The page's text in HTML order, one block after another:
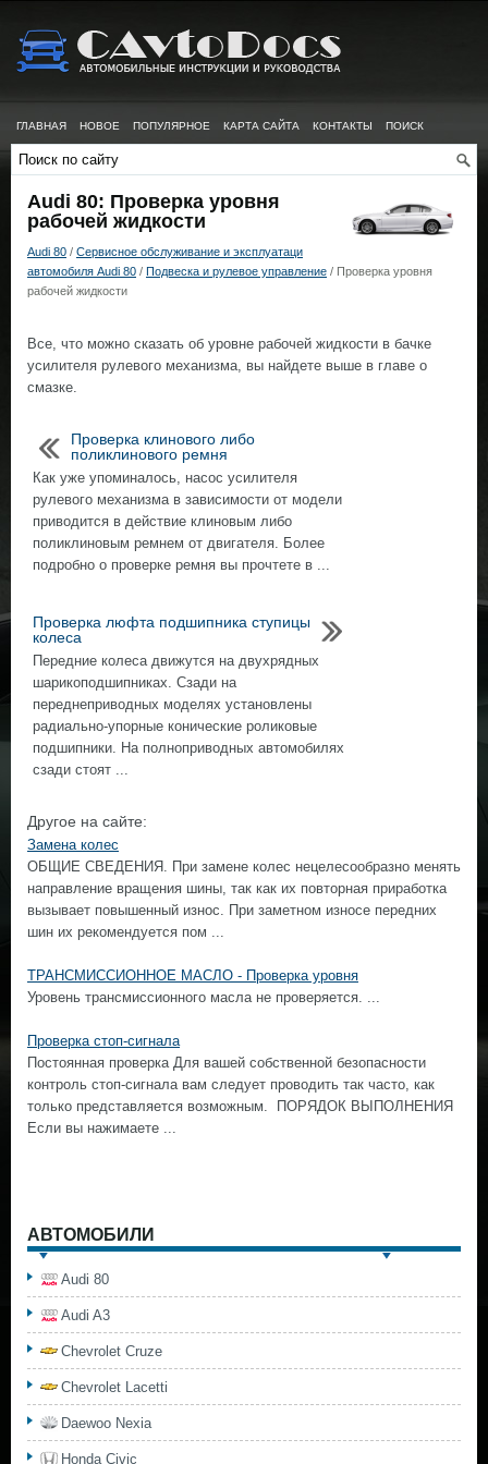
ГЛАВНАЯ НОВОЕ ПОПУЛЯРНОЕ КАРТА САЙТА КОНТАКТЫ ПОИСК
Audi 80: Проверка уровня
рабочей жидкости
Audi 80 / Сервисное обслуживание и эксплуатаци
автомобиля Audi 80 / Подвеска и рулевое управление / Проверка уровня
рабочей жидкости
Все, что можно сказать об уровне рабочей жидкости в бачке
усилителя рулевого механизма, вы найдете выше в главе о
смазке.
Проверка клинового либо
поликлинового ремня
Как уже упоминалось, насос усилителя
рулевого механизма в зависимости от модели
приводится в действие клиновым либо
поликлиновым ремнем от двигателя. Более
подробно о проверке ремня вы прочтете в ...
Проверка люфта подшипника ступицы
колеса
Передние колеса движутся на двухрядных
шарикоподшипниках. Сзади на
переднеприводных моделях установлены
радиально-упорные конические роликовые
подшипники. На полноприводных автомобилях
сзади стоят ...
Другое на сайте:
Замена колес
ОБЩИЕ СВЕДЕНИЯ. При замене колес нецелесообразно менять
направление вращения шины, так как их повторная приработка
вызывает повышенный износ. При заметном износе передних
шин их рекомендуется пом ...
ТРАНСМИССИОННОЕ МАСЛО - Проверка уровня
Уровень трансмиссионного масла не проверяется. ...
Проверка стоп-сигнала
Постоянная проверка Для вашей собственной безопасности
контроль стоп-сигнала вам следует проводить так часто, как
только представляется возможным. ПОРЯДОК ВЫПОЛНЕНИЯ
Если вы нажимаете ...
АВТОМОБИЛИ
Audi 80
Audi A3
Chevrolet Cruze
Chevrolet Lacetti
Daewoo Nexia
Honda Civic